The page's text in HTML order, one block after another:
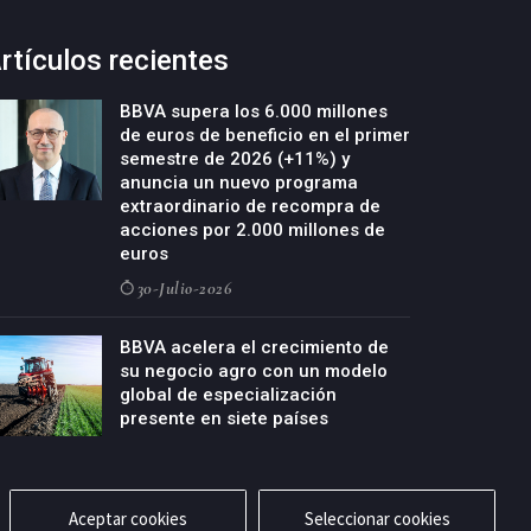
recientes
BBVA supera los 6.000 millones
de euros de beneficio en el primer
semestre de 2026 (+11%) y
anuncia un nuevo programa
extraordinario de recompra de
acciones por 2.000 millones de
euros
30-Julio-2026
BBVA acelera el crecimiento de
su negocio agro con un modelo
global de especialización
presente en siete países
Aceptar cookies Seleccionar cookies